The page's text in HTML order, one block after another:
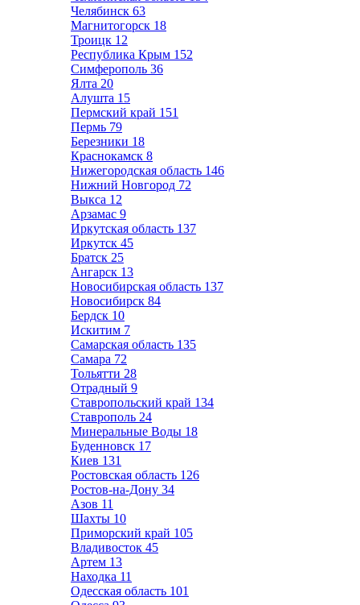
Челябинск 63
Магнитогорск 18
Троицк 12
Республика Крым 152
Симферополь 36
Ялта 20
Алушта 15
Пермский край 151
Пермь 79
Березники 18
Краснокамск 8
Нижегородская область 146
Нижний Новгород 72
Выкса 12
Арзамас 9
Иркутская область 137
Иркутск 45
Братск 25
Ангарск 13
Новосибирская область 137
Новосибирск 84
Бердск 10
Искитим 7
Самарская область 135
Самара 72
Тольятти 28
Отрадный 9
Ставропольский край 134
Ставрополь 24
Минеральные Воды 18
Буденновск 17
Киев 131
Ростовская область 126
Ростов-на-Дону 34
Азов 11
Шахты 10
Приморский край 105
Владивосток 45
Артем 13
Находка 11
Одесская область 101